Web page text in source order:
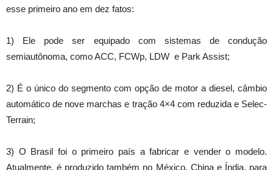
esse primeiro ano em dez fatos:
1) Ele pode ser equipado com sistemas de condução
semiautônoma, como ACC, FCWp, LDW e Park Assist;
2) É o único do segmento com opção de motor a diesel, câmbio
automático de nove marchas e tração 4×4 com reduzida e Selec-
Terrain;
3) O Brasil foi o primeiro país a fabricar e vender o modelo.
Atualmente, é produzido também no México, China e Índia, para